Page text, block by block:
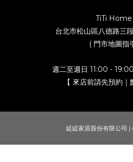
TiTi Home
台北市松山區八德路三
( 門市地圖指
週二至週日 11:00 - 19:00
【 來店前請先預約｜
緹緹家居股份有限公司